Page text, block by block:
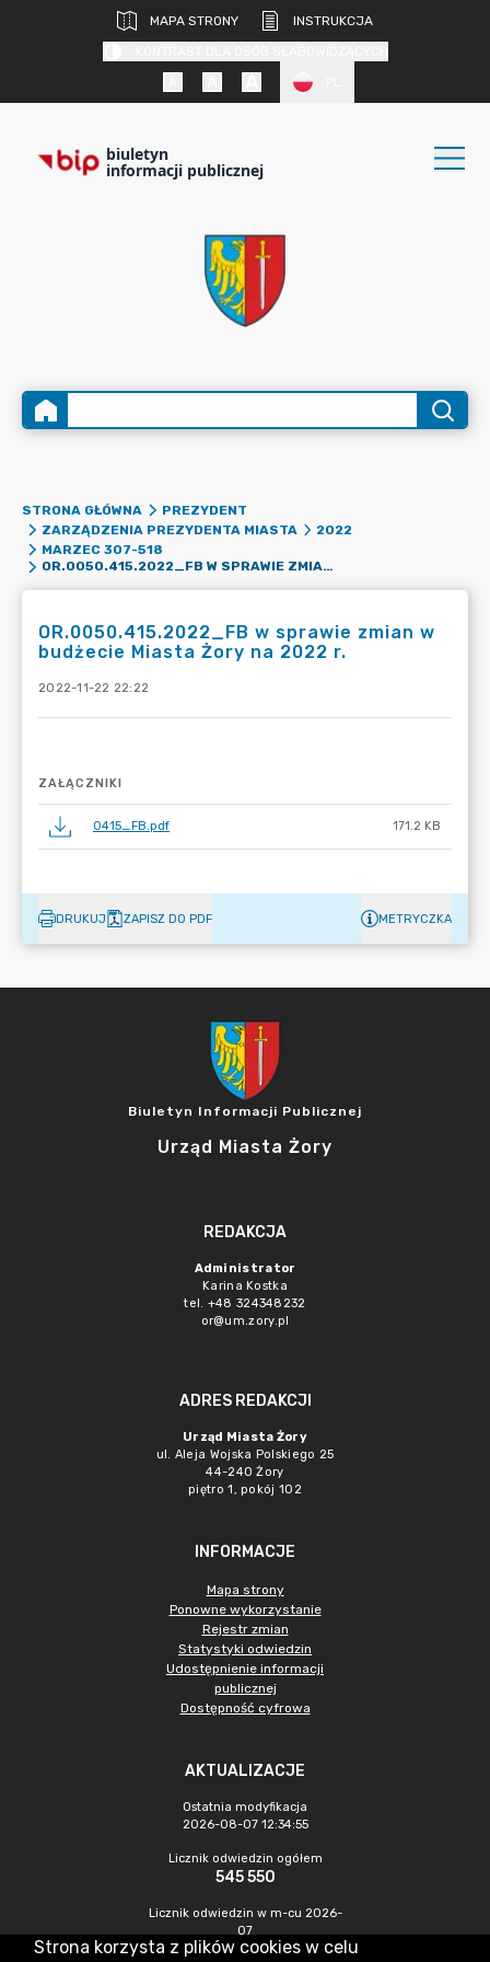
MAPA STRONY
INSTRUKCJA
biuletyn
informacji publicznej
STRONA GŁÓWNA
PREZYDENT
ZARZĄDZENIA PREZYDENTA MIASTA
2022
MARZEC 307-518
OR.0050.415.2022_FB W SPRAWIE ZMIAN W BUDŻECIE MIASTA ŻORY NA 2022 R.
OR.0050.415.2022_FB w sprawie zmian w
budżecie Miasta Żory na 2022 r.
2022-11-22 22:22
ZAŁĄCZNIKI
0415_FB.pdf 171.2 KB
DRUKUJ ZAPISZ DO PDF METRYCZKA
Biuletyn Informacji Publicznej
Urząd Miasta Żory
REDAKCJA
Administrator
Karina Kostka
tel. +48 324348232
or@um.zory.pl
ADRES REDAKCJI
Urząd Miasta Żory
ul. Aleja Wojska Polskiego 25
44-240 Żory
piętro 1, pokój 102
INFORMACJE
Mapa strony
Ponowne wykorzystanie
Rejestr zmian
Statystyki odwiedzin
Udostępnienie informacji
publicznej
Dostępność cyfrowa
AKTUALIZACJE
Ostatnia modyfikacja
2026-08-07 12:34:55
Licznik odwiedzin ogółem
545 550
Licznik odwiedzin w m-cu 2026-
07
1 566
Strona korzysta z plików cookies w celu